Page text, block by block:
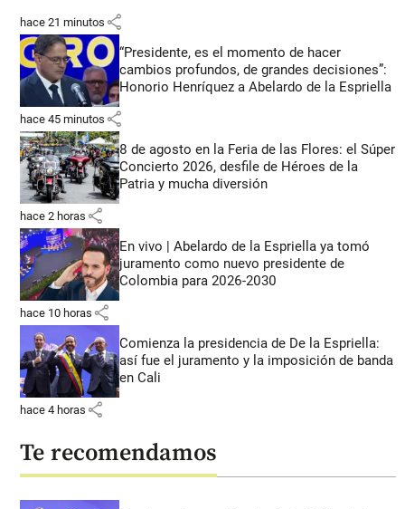
hace 21 minutos share
“Presidente, es el momento de hacer
cambios profundos, de grandes decisiones”:
Honorio Henríquez a Abelardo de la Espriella
hace 45 minutos share
8 de agosto en la Feria de las Flores: el Súper
Concierto 2026, desfile de Héroes de la
Patria y mucha diversión
hace 2 horas share
En vivo | Abelardo de la Espriella ya tomó
juramento como nuevo presidente de
Colombia para 2026-2030
hace 10 horas share
Comienza la presidencia de De la Espriella:
así fue el juramento y la imposición de banda
en Cali
hace 4 horas share
Te recomendamos